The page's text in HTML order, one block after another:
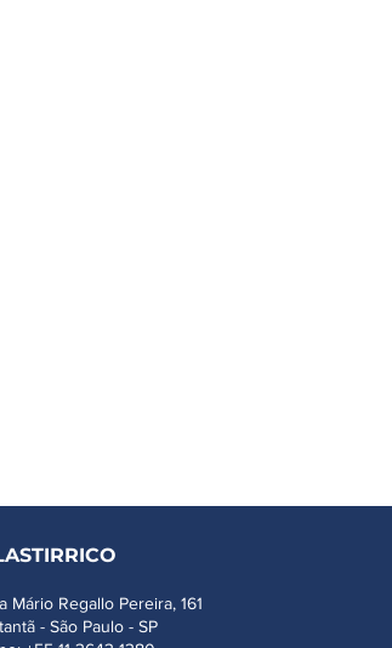
Mário Regallo Pereira, 161
- São Paulo - SP